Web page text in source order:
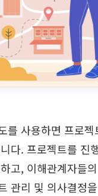
를 사용하면 프로
다. 프로젝트를 진
고, 이해관계자들
관리 및 의사결정